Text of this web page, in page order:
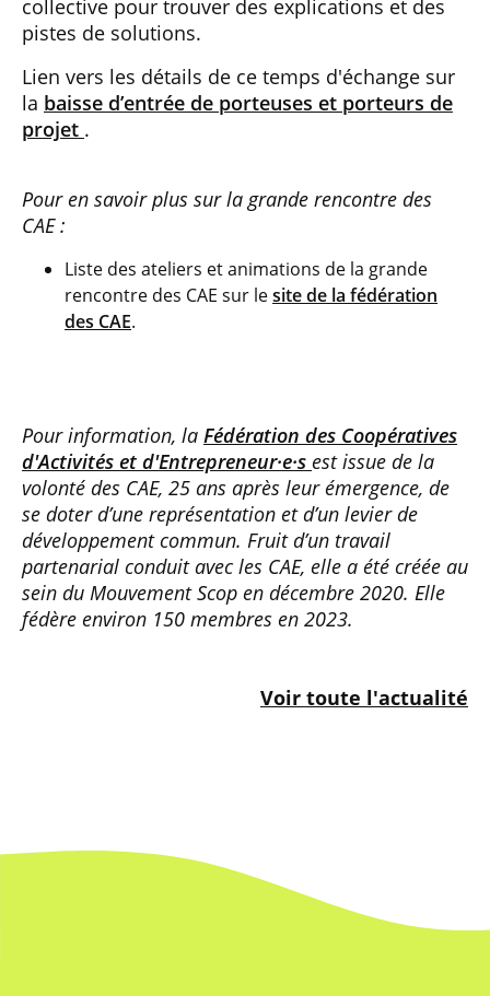
collective pour trouver des explications et des
pistes de solutions.
Lien vers les détails de ce temps d'échange sur
la baisse d’entrée de porteuses et porteurs de
projet .
Pour en savoir plus sur la grande rencontre des
CAE :
Liste des ateliers et animations de la grande
rencontre des CAE sur lesite de la fédération
des CAE.
Pour information, la Fédération des Coopératives
d'Activités et d'Entrepreneur·e·s est issue de la
volonté des CAE, 25 ans après leur émergence, de
se doter d’une représentation et d’un levier de
développement commun. Fruit d’un travail
partenarial conduit avec les CAE, elle a été créée au
sein du Mouvement Scop en décembre 2020. Elle
fédère environ 150 membres en 2023.
Voir toute l'actualité